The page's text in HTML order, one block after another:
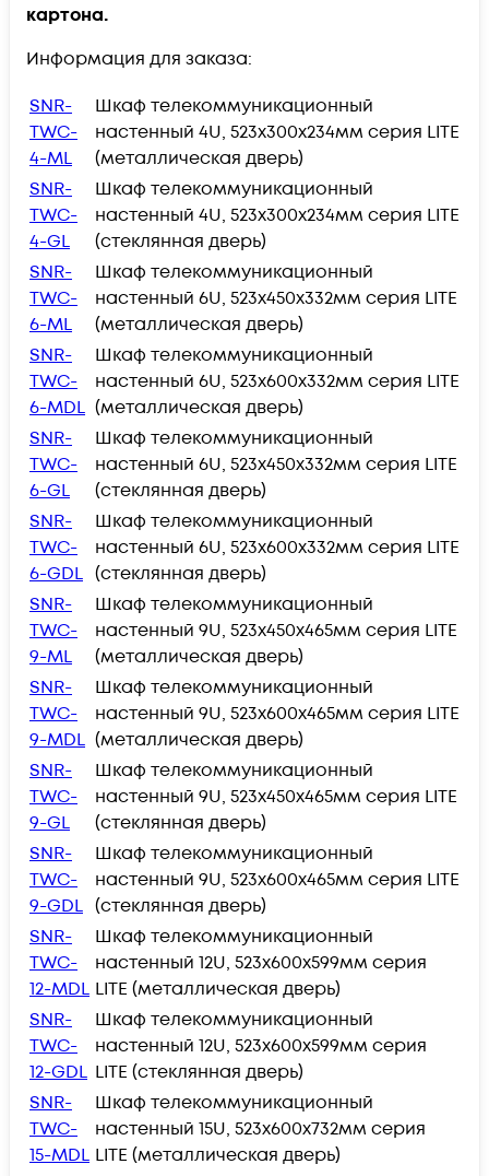
картона.​
Информация для заказа:
SNR-
TWC-
4-ML
Шкаф телекоммуникационный
настенный 4U, 523х300х234мм серия LITE
(металлическая дверь)
SNR-
TWC-
4-GL
Шкаф телекоммуникационный
настенный 4U, 523х300х234мм серия LITE
(стеклянная дверь)
SNR-
TWC-
6-ML
Шкаф телекоммуникационный
настенный 6U, 523х450х332мм серия LITE
(металлическая дверь)
SNR-
TWC-
6-MDL
Шкаф телекоммуникационный
настенный 6U, 523х600х332мм серия LITE
(металлическая дверь)
SNR-
TWC-
6-GL
Шкаф телекоммуникационный
настенный 6U, 523х450х332мм серия LITE
(стеклянная дверь)
SNR-
TWC-
6-GDL
Шкаф телекоммуникационный
настенный 6U, 523х600х332мм серия LITE
(стеклянная дверь)
SNR-
TWC-
9-ML
Шкаф телекоммуникационный
настенный 9U, 523х450х465мм серия LITE
(металлическая дверь)
SNR-
TWC-
9-MDL
Шкаф телекоммуникационный
настенный 9U, 523х600х465мм серия LITE
(металлическая дверь)
SNR-
TWC-
9-GL
Шкаф телекоммуникационный
настенный 9U, 523х450х465мм серия LITE
(стеклянная дверь)
SNR-
TWC-
9-GDL
Шкаф телекоммуникационный
настенный 9U, 523х600х465мм серия LITE
(стеклянная дверь)
SNR-
TWC-
12-MDL
Шкаф телекоммуникационный
настенный 12U, 523х600х599мм серия
LITE (металлическая дверь)
SNR-
TWC-
12-GDL
Шкаф телекоммуникационный
настенный 12U, 523х600х599мм серия
LITE (стеклянная дверь)
SNR-
TWC-
15-MDL
Шкаф телекоммуникационный
настенный 15U, 523х600х732мм серия
LITE (металлическая дверь)